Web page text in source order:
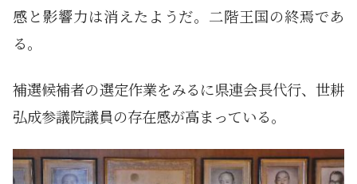
感と影響力は消えたようだ。二階王国の終焉であ
る。
補選候補者の選定作業をみるに県連会長代行、世耕
弘成参議院議員の存在感が高まっている。